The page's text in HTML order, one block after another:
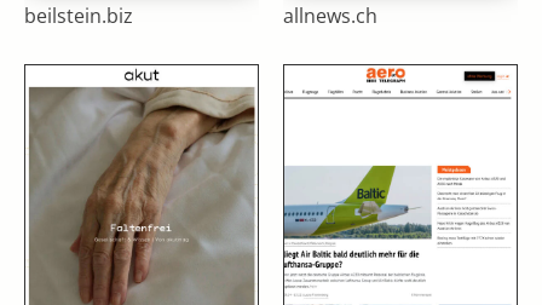
beilstein.biz allnews.ch